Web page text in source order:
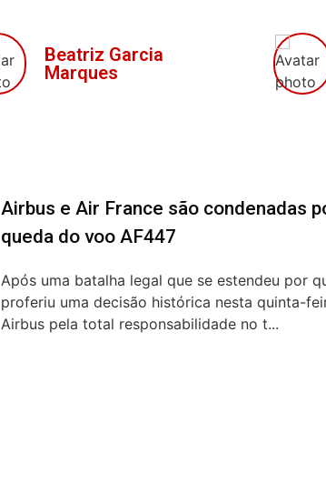
Beatriz Garcia
Marques
Airbus e Air France são condenadas
queda do voo AF447
Após uma batalha legal que se estendeu por
proferiu uma decisão histórica nesta quinta-
Airbus pela total responsabilidade no t...